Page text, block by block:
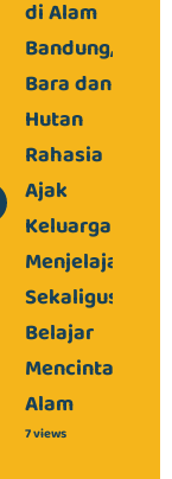
di Alam
Bandung,
Bara dan
Hutan
Rahasia
Ajak
Keluarga
Menjelajah
Sekaligus
Belajar
Mencintai
Alam
7 views